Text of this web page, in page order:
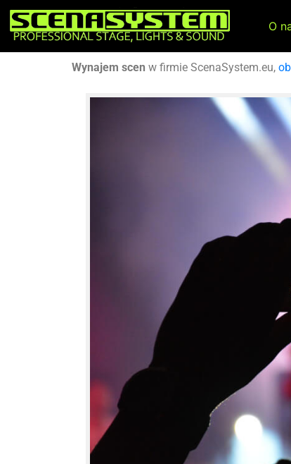
O
Wynajem scen w firmie ScenaSystem.eu,